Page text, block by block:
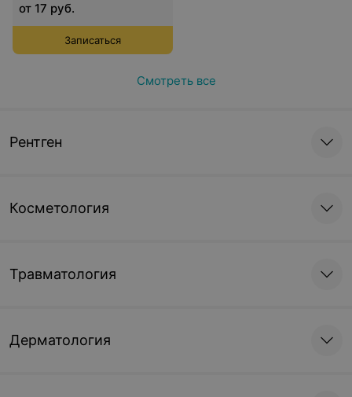
от 17 руб.
Записаться
Смотреть все
Рентген
Косметология
Травматология
Дерматология